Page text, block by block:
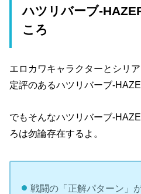
ハツリバーブ-
ころ
エロカワキャラクターとシリ
定評のあるハツリバーブ-
でもそんなハツリバーブ-
ろは勿論存在するよ。
戦闘の「正解パターン」